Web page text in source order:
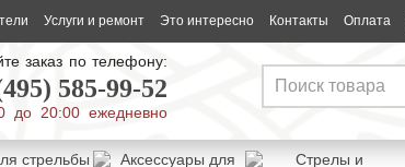
Услуги и ремонт Это интересно Контакты Оплата
заказ по телефону:
585-99-52
до 20:00 ежедневно